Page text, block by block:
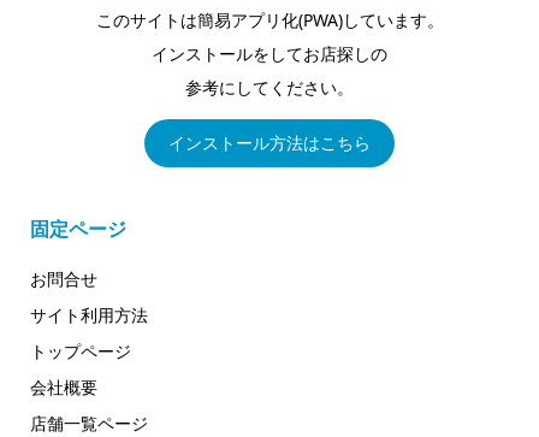
このサイトは簡易アプリ化(PWA)しています。
インストールをしてお店探しの
参考にしてください。
インストール方法はこちら
固定ページ
お問合せ
サイト利用方法
トップページ
会社概要
店舗一覧ページ